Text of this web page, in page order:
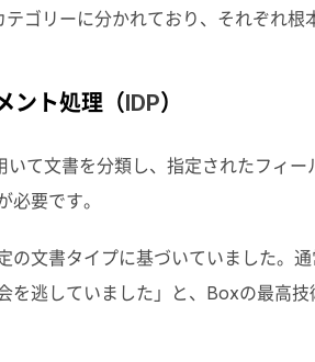
テゴリーに分かれており、それぞれ根
ント処理（IDP）
て文書を分類し、指定されたフィ
要です。
の文書タイプに基づいていました。
逃していました」と、 Boxの最高技